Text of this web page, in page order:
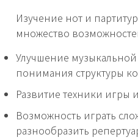
Изучение нот и
множество
Улучшение
понимания структуры
Развитие техники игры
Возможность играть
разнообразить